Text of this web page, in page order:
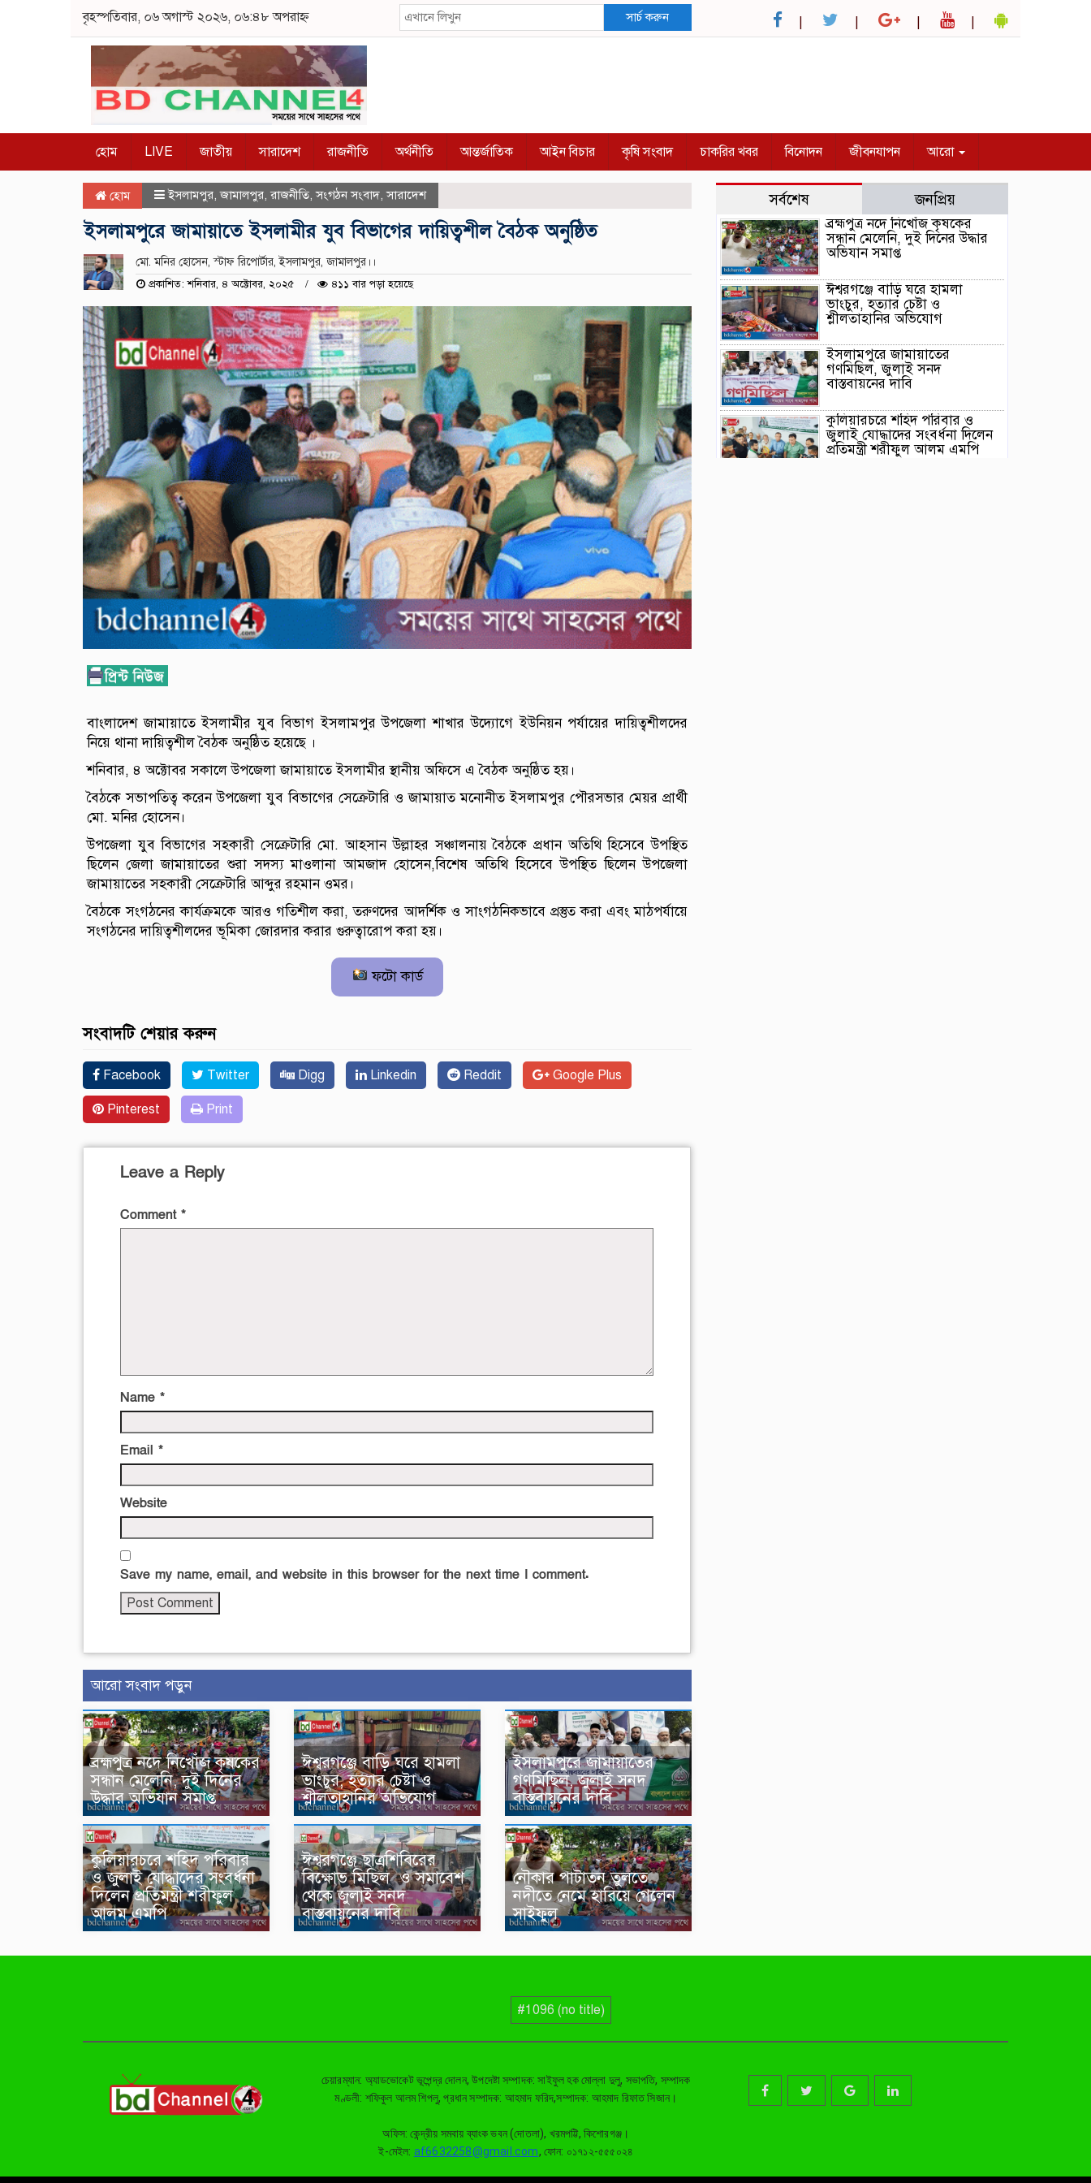
বৃহস্পতিবার, ০৬ অগাস্ট ২০২৬, ০৬:৪৮ অপরাহ্ন সার্চ করুন
হোম LIVE জাতীয় সারাদেশ রাজনীতি অর্থনীতি আন্তর্জাতিক আইন বিচার কৃষি সংবাদ চাকরির খবর বিনোদন জীবনযাপন আরো
হোম ইসলামপুর,জামালপুর, রাজনীতি,সংগঠন সংবাদ,সারাদেশ
ইসলামপুরে জামায়াতে ইসলামীর যুব বিভাগের দায়িত্বশীল বৈঠক অনুষ্ঠিত
মো. মনির হোসেন, স্টাফ রিপোর্টার, ইসলামপুর, জামালপুর।।
প্রকাশিত: শনিবার, ৪ অক্টোবর, ২০২৫ ৪১১ বার পড়া হয়েছে
বাংলাদেশ জামায়াতে ইসলামীর যুব বিভাগ ইসলামপুর উপজেলা শাখার উদ্যোগে ইউনিয়ন পর্যায়ের দায়িত্বশীলদের
নিয়ে থানা দায়িত্বশীল বৈঠক অনুষ্ঠিত হয়েছে ।
শনিবার, ৪ অক্টোবর সকালে উপজেলা জামায়াতে ইসলামীর স্থানীয় অফিসে এ বৈঠক অনুষ্ঠিত হয়।
বৈঠকে সভাপতিত্ব করেন উপজেলা যুব বিভাগের সেক্রেটারি ও জামায়াত মনোনীত ইসলামপুর পৌরসভার মেয়র প্রার্থী
মো. মনির হোসেন।
উপজেলা যুব বিভাগের সহকারী সেক্রেটারি মো. আহসান উল্লাহর সঞ্চালনায় বৈঠকে প্রধান অতিথি হিসেবে উপস্থিত
ছিলেন জেলা জামায়াতের শুরা সদস্য মাওলানা আমজাদ হোসেন,বিশেষ অতিথি হিসেবে উপস্থিত ছিলেন উপজেলা
জামায়াতের সহকারী সেক্রেটারি আব্দুর রহমান ওমর।
বৈঠকে সংগঠনের কার্যক্রমকে আরও গতিশীল করা, তরুণদের আদর্শিক ও সাংগঠনিকভাবে প্রস্তুত করা এবং মাঠপর্যায়ে
সংগঠনের দায়িত্বশীলদের ভূমিকা জোরদার করার গুরুত্বারোপ করা হয়।
ফটো কার্ড
সংবাদটি শেয়ার করুন
Facebook Twitter Digg Linkedin Reddit Google Plus
Pinterest Print
Leave a Reply
Comment *
Name *
Email *
Website
Save my name, email, and website in this browser for the next time I comment.
আরো সংবাদ পড়ুন
ব্রহ্মপুত্র নদে নিখোঁজ কৃষকের
সন্ধান মেলেনি, দুই দিনের
উদ্ধার অভিযান সমাপ্ত
ঈশ্বরগঞ্জে বাড়ি ঘরে হামলা
ভাংচুর, হত্যার চেষ্টা ও
শ্লীলতাহানির অভিযোগ
ইসলামপুরে জামায়াতের
গণমিছিল, জুলাই সনদ
বাস্তবায়নের দাবি
কুলিয়ারচরে শহিদ পরিবার
ও জুলাই যোদ্ধাদের সংবর্ধনা
দিলেন প্রতিমন্ত্রী শরীফুল
আলম এমপি
ঈশ্বরগঞ্জে ছাত্রশিবিরের
বিক্ষোভ মিছিল ও সমাবেশ
থেকে জুলাই সনদ
বাস্তবায়নের দাবি
নৌকার পাটাতন তুলতে
নদীতে নেমে হারিয়ে গেলেন
সাইফুল
সর্বশেষ জনপ্রিয়
ব্রহ্মপুত্র নদে নিখোঁজ কৃষকের
সন্ধান মেলেনি, দুই দিনের উদ্ধার
অভিযান সমাপ্ত
ঈশ্বরগঞ্জে বাড়ি ঘরে হামলা
ভাংচুর, হত্যার চেষ্টা ও
শ্লীলতাহানির অভিযোগ
ইসলামপুরে জামায়াতের
গণমিছিল, জুলাই সনদ
বাস্তবায়নের দাবি
কুলিয়ারচরে শহিদ পরিবার ও
জুলাই যোদ্ধাদের সংবর্ধনা দিলেন
প্রতিমন্ত্রী শরীফুল আলম এমপি
#1096 (no title)
চেয়ারম্যান: অ্যাডভোকেট ভূপেন্দ্র দোলন, উপদেষ্টা সম্পাদক: সাইফুল হক মোল্লা দুলু, সভাপতি, সম্পাদক
মণ্ডলী: শফিকুল আলম শিপলু, প্রধান সম্পাদক: আহমাদ ফরিদ,সম্পাদক: আহমাদ রিফাত সিজান।
অফিস: কেন্দ্রীয় সমবায় ব্যাংক ভবন (দোতলা), খরমপট্টি, কিশোরগঞ্জ।
ই-মেইল: af6632258@gmail.com, ফোন: ০১৭১২-৫৫৫০২৪